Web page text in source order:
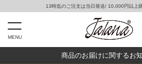
13時迄のご注文は当日発送/ 10,000円以上
MENU
商品のお届けに関するお